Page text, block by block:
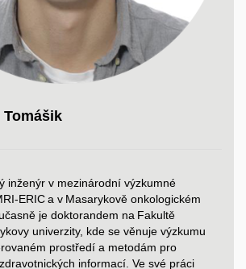
Tomášik
inženýr v mezinárodní výzkumné
ERIC a v Masarykově onkologickém
je doktorandem na Fakultě
univerzity, kde se věnuje výzkumu
prostředí a metodám pro
informací. Ve své práci